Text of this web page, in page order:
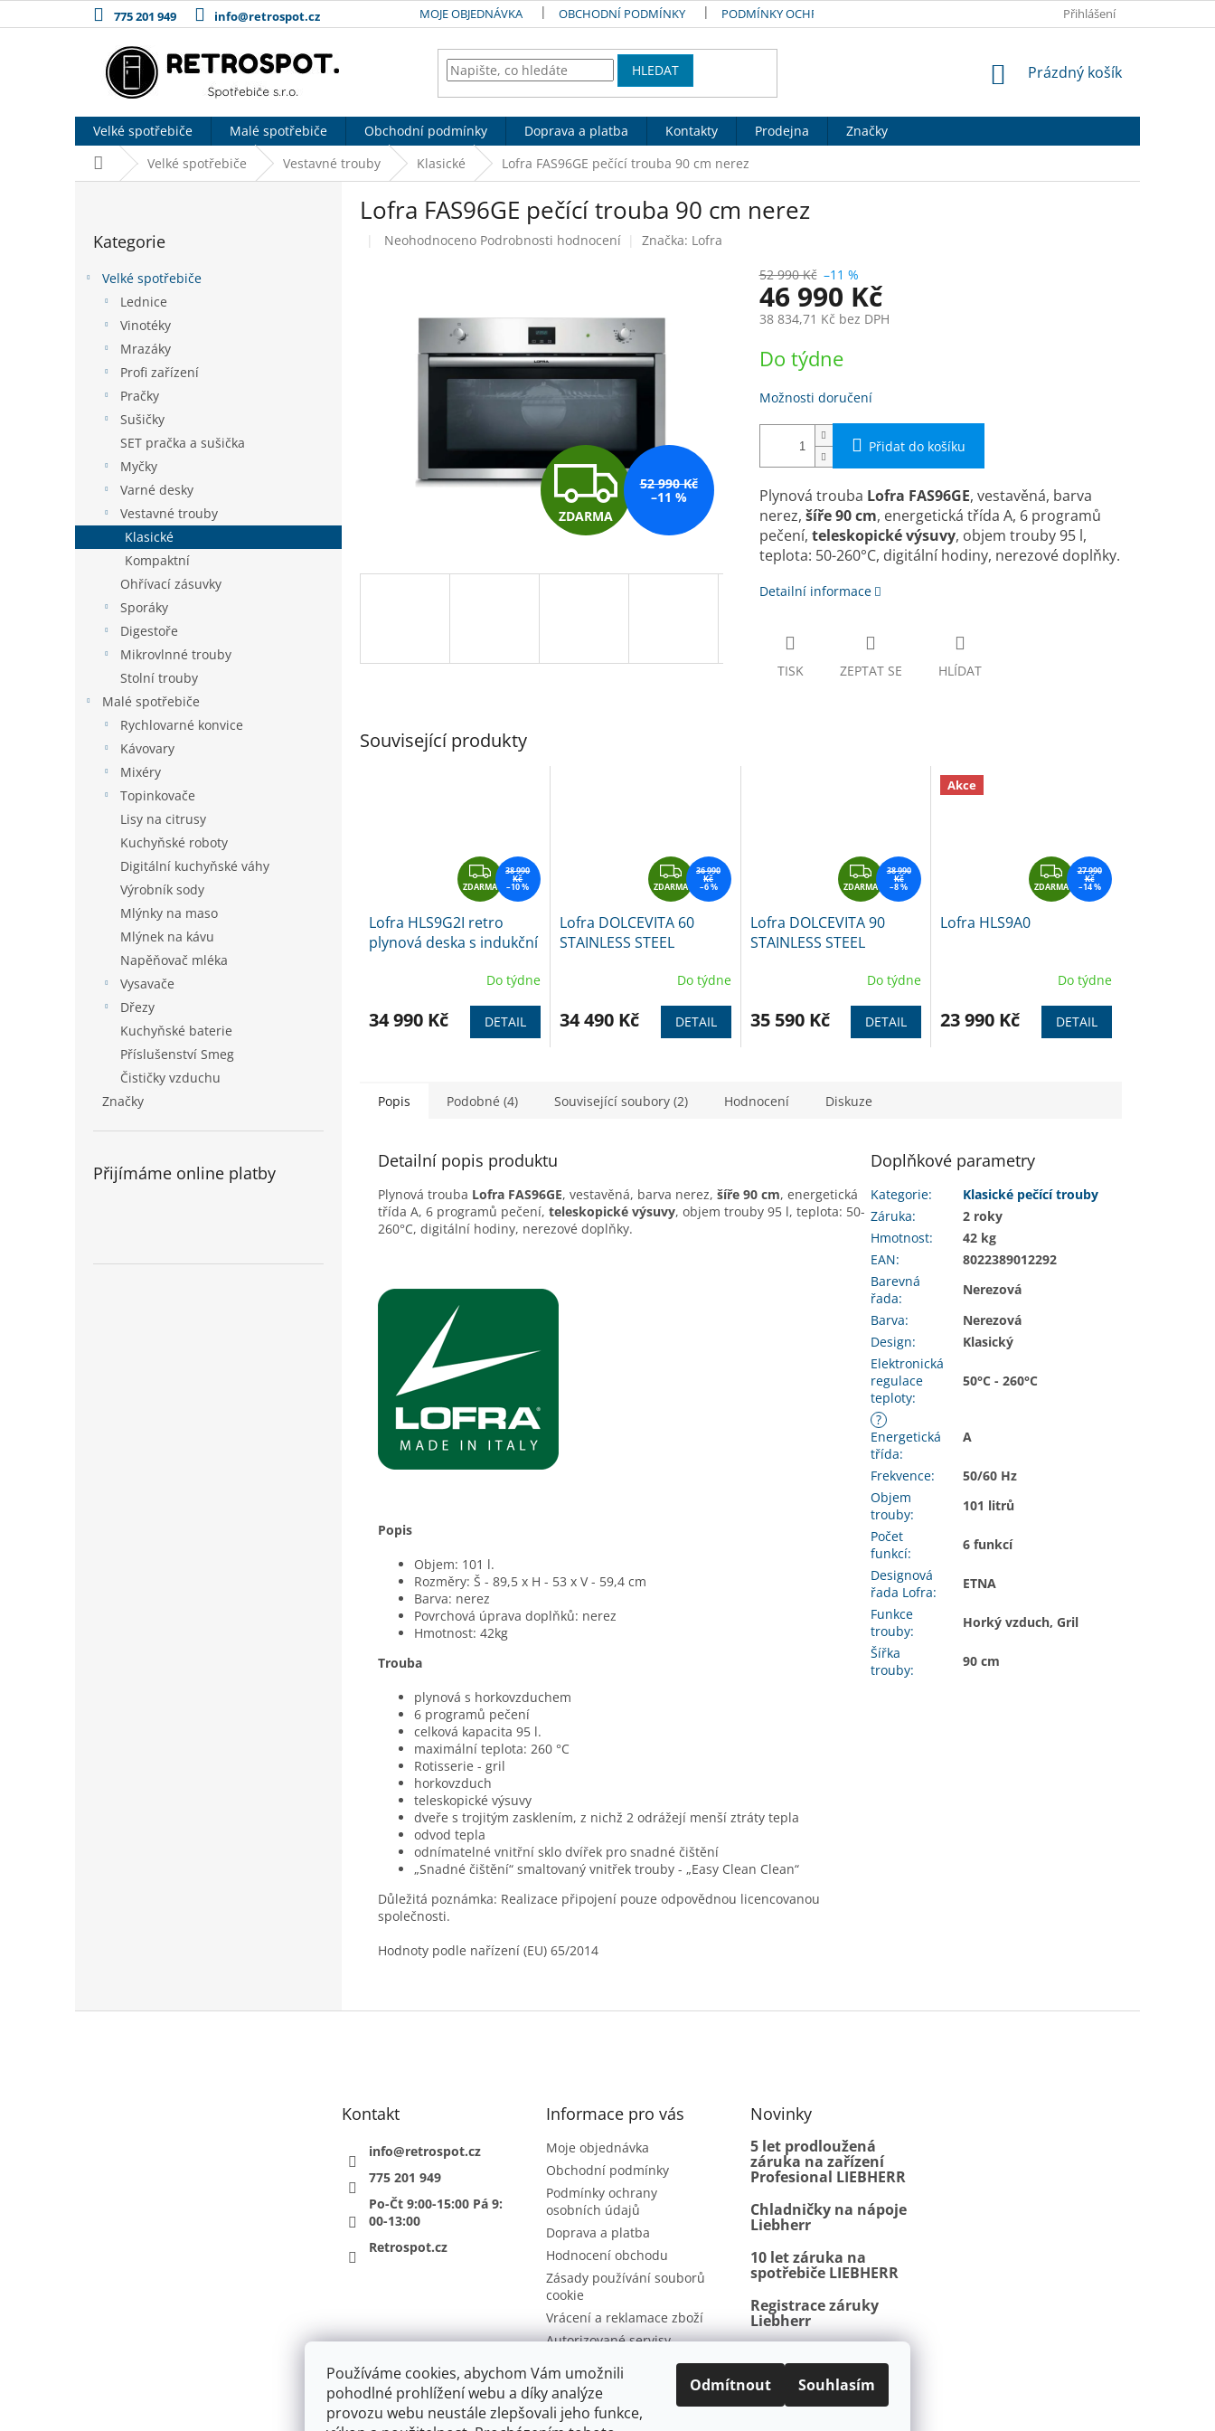
Používáme cookies, abychom Vám umožnili
pohodlné prohlížení webu a díky analýze
provozu webu neustále zlepšovali jeho funkce,
Odmítnout Souhlasím
na
775 201 949 info@retrospot.cz MOJE OBJEDNÁVKA OBCHODNÍ PODMÍNKY PODMÍNKY OCHRANY OSOBNÍCH ÚDAJŮ DOPRAVA A PLATBAPřihlášení
HLEDAT
NÁKUPNÍ
Prázdný košík
Velké spotřebiče Malé spotřebiče Obchodní podmínky Doprava a platba Kontakty Prodejna
Značky
Domů Velké spotřebiče Vestavné trouby Klasické Lofra FAS96GE pečící trouba 90 cm nerez
kategorie
Kategorie
Velké spotřebiče
Lednice
Vinotéky
Mrazáky
Profi zařízení
Pračky
Sušičky
SET pračka a sušička
Myčky
Varné desky
Vestavné trouby
Klasické
Kompaktní
Ohřívací zásuvky
Sporáky
Digestoře
Mikrovlnné trouby
Stolní trouby
Malé spotřebiče
Rychlovarné konvice
Kávovary
Mixéry
Topinkovače
Lisy na citrusy
Kuchyňské roboty
Digitální kuchyňské váhy
Výrobník sody
Mlýnky na maso
Mlýnek na kávu
Napěňovač mléka
Vysavače
Dřezy
Kuchyňské baterie
Příslušenství Smeg
Čističky vzduchu
Značky
Přijímáme online platby
Lofra FAS96GE pečící trouba 90 cm nerez
Průměrné
hvězdiček.
Neohodnoceno Podrobnosti hodnocení Značka: Lofra
Z
D
R
ZDARMA
52 990 Kč
–11 %
52 990 Kč –11 %
46 990 Kč
38 834,71 Kč bez DPH
cena:
Do týdne
Možnosti doručení
Přidat do košíku
Plynová trouba Lofra FAS96GE, vestavěná, barva
nerez, ší­ře 90 cm, energetická třída A, 6 programů
pečení, teleskopické výsuvy, objem trouby 95 l,
teplota: 50-260°C, digitální hodiny, nerezové doplňky.
Detailní informace
TISK ZEPTAT SE HLÍDAT
Související produkty
Z
D
A
R
A
ZDARMA
38 990
Kč
–10 %
Lofra HLS9G2I retro
plynová deska s indukční
Do týdne
34 990 Kč DETAIL
Z
D
A
A
ZDARMA
36 990
Kč
–6 %
Lofra DOLCEVITA 60
STAINLESS STEEL
Do týdne
34 490 Kč DETAIL
Z
D
A
A
ZDARMA
38 990
Kč
–8 %
Lofra DOLCEVITA 90
STAINLESS STEEL
Do týdne
35 590 Kč DETAIL
Akce
Z
D
A
ZDARMA
27 990
Kč
–14 %
Lofra HLS9A0
Do týdne
23 990 Kč DETAIL
Popis Podobné (4) Související soubory (2) Hodnocení Diskuze
Detailní popis produktu
Plynová trouba Lofra FAS96GE, vestavěná, barva nerez, ší­ře 90 cm, energetická
třída A, 6 programů pečení, teleskopické výsuvy, objem trouby 95 l, teplota: 50-
260°C, digitální hodiny, nerezové doplňky.
Popis
Objem: 101 l.
Rozměry: Š - 89,5 x H - 53 x V - 59,4 cm
Barva: nerez
Povrchová úprava doplňků: nerez
Hmotnost: 42kg
Trouba
plynová s horkovzduchem
6 programů pečení
celková kapacita 95 l.
maximální teplota: 260 °C
Rotisserie - gril
horkovzduch
teleskopické výsuvy
dveře s trojitým zasklením, z nichž 2 odrážejí menší ztráty tepla
odvod tepla
odnímatelné vnitřní sklo dvířek pro snadné čištění
„Snadné čištění“ smaltovaný vnitřek trouby - „Easy Clean Clean“
Důležitá poznámka: Realizace připojení pouze odpovědnou licencovanou
společnosti.
Hodnoty podle nařízení (EU) 65/2014
Doplňkové parametry
Kategorie:
Klasické pečící trouby
Záruka:
2 roky
Hmotnost:
42 kg
EAN:
8022389012292
Barevná
řada:
Nerezová
Barva:
Nerezová
Design:
Klasický
Elektronická
regulace
teploty:
50°C - 260°C
?
Energetická
třída:
A
Frekvence:
50/60 Hz
Objem
trouby:
101 litrů
Počet
funkcí:
6 funkcí
Designová
řada Lofra:
ETNA
Funkce
trouby:
Horký vzduch, Gril
Šířka
trouby:
90 cm
Kontakt
info@retrospot.cz
775 201 949
Po-Čt 9:00-15:00 Pá 9:
00-13:00
Retrospot.cz
Informace pro vás
Moje objednávka
Obchodní podmínky
Podmínky ochrany
osobních údajů
Doprava a platba
Hodnocení obchodu
Zásady používání souborů
cookie
Vrácení a reklamace zboží
Autorizované servisy
Kontakty
Novinky
5 let prodloužená
záruka na zařízení
Profesional LIEBHERR
Chladničky na nápoje
Liebherr
10 let záruka na
spotřebiče LIEBHERR
Registrace záruky
Liebherr
další pojmy